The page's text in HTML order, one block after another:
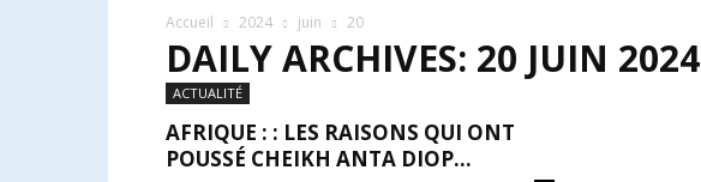
Accueil 2024 juin 20
DAILY ARCHIVES: 20 JUIN 2024
ACTUALITÉ
AFRIQUE : : LES RAISONS QUI ONT
POUSSÉ CHEIKH ANTA DIOP...